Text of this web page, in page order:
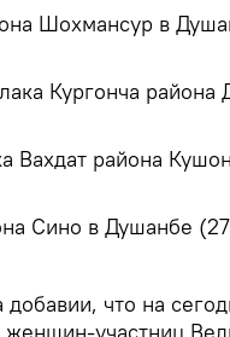
Шохмансур в
Кургонча района
Вахдат района
Сино в Душанбе
что на